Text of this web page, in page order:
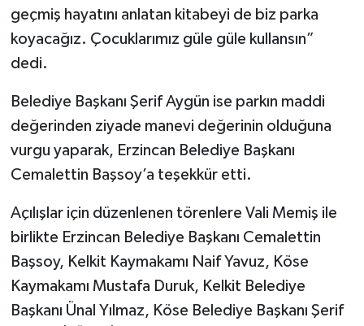
geçmiş hayatını anlatan kitabeyi de biz parka
koyacağız. Çocuklarımız güle güle kullansın”
dedi.
Belediye Başkanı Şerif Aygün ise parkın maddi
değerinden ziyade manevi değerinin olduğuna
vurgu yaparak, Erzincan Belediye Başkanı
Cemalettin Başsoy’a teşekkür etti.
Açılışlar için düzenlenen törenlere Vali Memiş ile
birlikte Erzincan Belediye Başkanı Cemalettin
Başsoy, Kelkit Kaymakamı Naif Yavuz, Köse
Kaymakamı Mustafa Duruk, Kelkit Belediye
Başkanı Ünal Yılmaz, Köse Belediye Başkanı Şerif